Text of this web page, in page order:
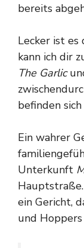
bereits
Lecker ist es
kann ich dir
The Garlic
befinden
Ein wahrer
Unterkunft
ein Gericht,
und